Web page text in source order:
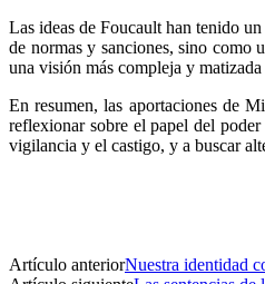
Las ideas de Foucault han tenido
de normas y sanciones, sino como
una visión más compleja y
En resumen, las aportaciones de
reflexionar sobre el papel del
vigilancia y el castigo, y a buscar
Artículo anteriorNuestra identidad